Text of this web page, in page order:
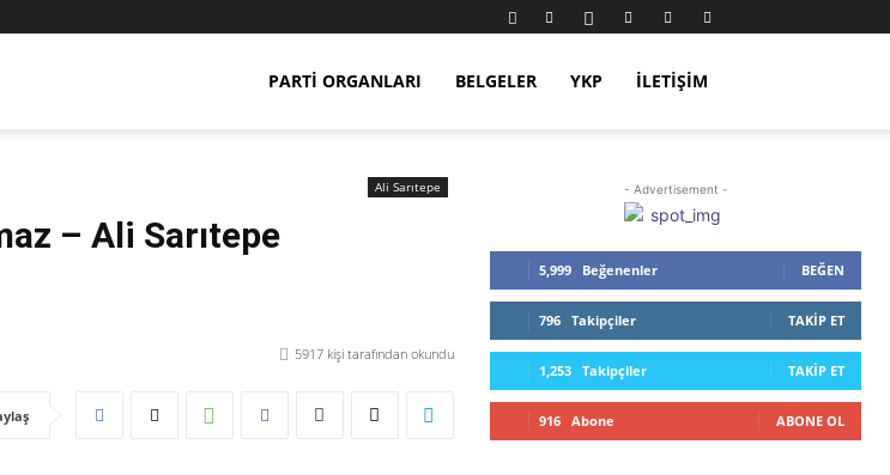
PARTI ORGANLARI BELGELER YKP İLETIŞIM
Ali Sarıtepe
– Ali Sarıtepe
5917kişi tarafından okundu
- Advertisement -
5,999 Beğenenler BEĞEN
796 Takipçiler TAKIP ET
1,253 Takipçiler TAKIP ET
916 Abone ABONE OL